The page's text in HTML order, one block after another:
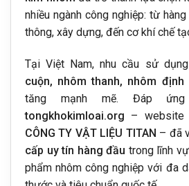
nhiều ngành công nghiệp: từ
thông, xây dựng, đến cơ khí chế
Tại Việt Nam, nhu cầu sử dụng
cuộn, nhôm thanh, nhôm định
tăng mạnh mẽ. Đáp
tongkhokimloai.org – website
CÔNG TY VẬT LIỆU TITAN – đã
cấp uy tín hàng đầu trong lĩnh
phẩm nhôm công nghiệp với đa